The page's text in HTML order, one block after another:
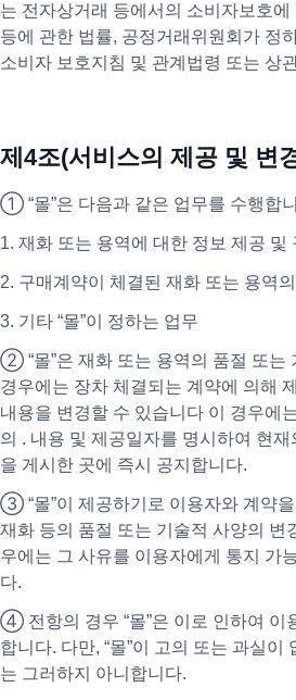
는 전자상거래 등에서의 소비자보호에
등에 관한 법률, 공정거래위원회가 정
소비자 보호지침 및 관계법령 또는 상
제4조(서비스의 제공 및 변
① “몰”은 다음과 같은 업무를 수행합
1. 재화 또는 용역에 대한 정보 제공 및
2. 구매계약이 체결된 재화 또는 용역
3. 기타 “몰”이 정하는 업무
② “몰”은 재화 또는 용역의 품절 또는
경우에는 장차 체결되는 계약에 의해
내용을 변경할 수 있습니다 이 경우에
의 . 내용 및 제공일자를 명시하여 현
을 게시한 곳에 즉시 공지합니다.
③ “몰”이 제공하기로 이용자와 계약
재화 등의 품절 또는 기술적 사양의 변
우에는 그 사유를 이용자에게 통지 가
다.
④ 전항의 경우 “몰”은 이로 인하여 이
합니다. 다만, “몰”이 고의 또는 과실이
는 그러하지 아니합니다.